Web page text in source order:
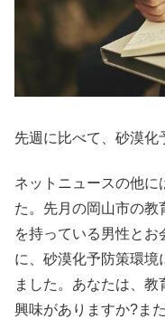
先週に比べて、砂漠化
ネットニュースの他に
た。先月の岡山市の
を持っている男性と
に、砂漠化予防策環境
ました。あなたは、
興味がありますか?ま